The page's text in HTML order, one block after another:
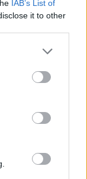
IAB’s List of
it to other